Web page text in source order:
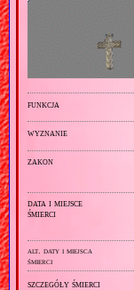
funkcja
wyznanie
zakon
data i miejsce
śmierci
alt. daty i miejsca
śmierci
szczegóły śmierci